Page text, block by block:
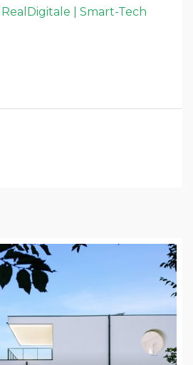
RealDigitale | Smart-Tech